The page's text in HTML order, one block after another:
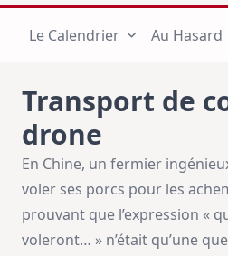
Le Calendrier Au Hasard
Transport de
drone
En Chine, un fermier
voler ses porcs pour les
prouvant que l’expression «
voleront… » n’était qu’une